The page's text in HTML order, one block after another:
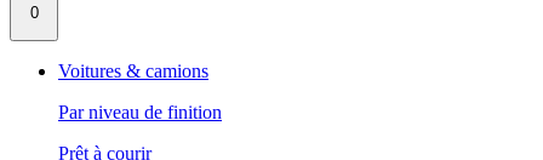
0
Voitures & camions
Par niveau de finition
Prêt à courir